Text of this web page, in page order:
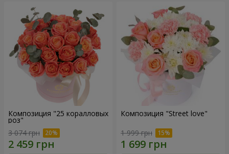
Композиция "25 коралловых
роз"
3 074 грн
Композиция "Street love"
1 999 грн